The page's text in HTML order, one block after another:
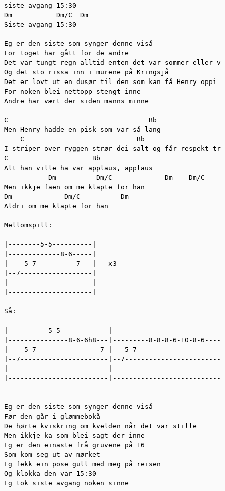
siste avgang 15:30
Dm           Dm/C  Dm
Siste avgang 15:30
Eg er den siste som synger denne viså
For toget har gått for de andre
Det var tungt regn alltid enten det var sommer eller
Og det sto rissa inn i murene på Kringsjå
Det er lovt ut en dusør til den som kan få Henry oppi
For noken blei nettopp stengt inne
Andre har vært der siden manns minne
C                                   Bb
Men Henry hadde en pisk som var så lang
    C                            Bb
I striper over ryggen strør dei salt og får respekt
C                     Bb
Alt han ville ha var applaus, applaus
           Dm          Dm/C             Dm    Dm/C
Men ikkje faen om me klapte for han
Dm             Dm/C          Dm
Aldri om me klapte for han
Mellomspill:
|--------5-5----------|
|-------------8-6-----|
|----5-7----------7---|   x3
|--7------------------|
|---------------------|
|---------------------|
Så:
|----------5-5------------
|---------------8-6-6h8---|---------8-8-8-6-10-8-
|----5-7----------------7-|---5-
|--7----------------------|--
|-------------------------
|-------------------------
Eg er den siste som synger denne viså
Før den går i glømmebokå
De hørte kviskring om kvelden når det var stille
Men ikkje ka som blei sagt der inne
Eg er den einaste frå gruvene på 16
Som kom seg ut av mørket
Eg fekk ein pose gull med meg på reisen
Og klokka den var 15:30
Eg tok siste avgang noken sinne